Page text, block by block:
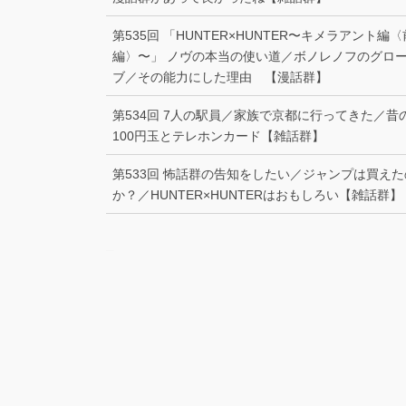
第535回 「HUNTER×HUNTER〜キメラアント編〈
編〉〜」 ノヴの本当の使い道／ボノレノフのグロー
ブ／その能力にした理由 【漫話群】
第534回 7人の駅員／家族で京都に行ってきた／昔
100円玉とテレホンカード【雑話群】
第533回 怖話群の告知をしたい／ジャンプは買え
か？／HUNTER×HUNTERはおもしろい【雑話群】